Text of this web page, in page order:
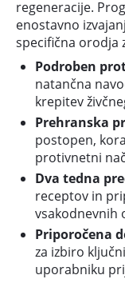
regeneracije.
enostavno
specifična orodja
Podroben
natančna
krepitev
Prehranska
postopen,
protivnetni
Dva tedna
receptov in
vsakodnevnih
Priporočena
za izbiro
uporabniku